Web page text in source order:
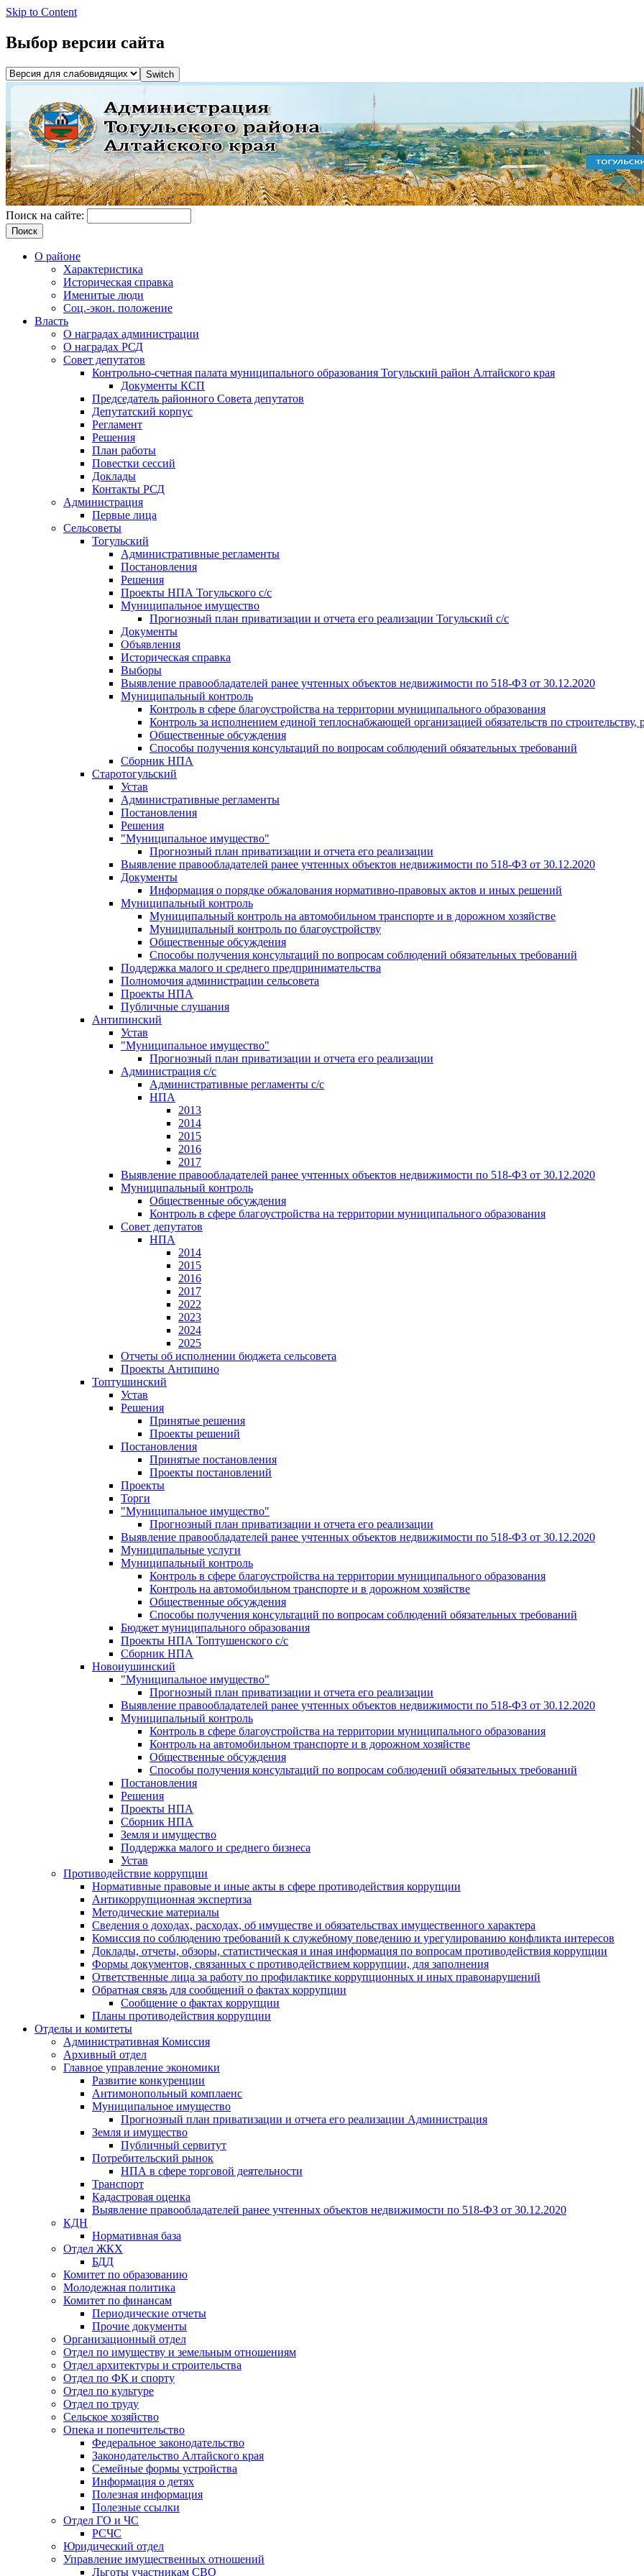
Skip to Content
Выбор версии сайта
Поиск на сайте:
О районе
Характеристика
Историческая справка
Именитые люди
Соц.-экон. положение
Власть
О наградах администрации
О наградах РСД
Совет депутатов
Контрольно-счетная палата муниципального образования Тогульский район Алтайского края
Документы КСП
Председатель районного Совета депутатов
Депутатский корпус
Регламент
Решения
План работы
Повестки сессий
Доклады
Контакты РСД
Администрация
Первые лица
Сельсоветы
Тогульский
Административные регламенты
Постановления
Решения
Проекты НПА Тогульского с/с
Муниципальное имущество
Прогнозный план приватизации и отчета его реализации Тогульский с/с
Документы
Объявления
Историческая справка
Выборы
Выявление правообладателей ранее учтенных объектов недвижимости по 518-ФЗ от 30.12.2020
Муниципальный контроль
Контроль в сфере благоустройства на территории муниципального образования
Контроль за исполнением единой теплоснабжающей организацией обязательств по
Общественные обсуждения
Способы получения консультаций по вопросам соблюдений обязательных требований
Сборник НПА
Старотогульский
Устав
Административные регламенты
Постановления
Решения
"Муниципальное имущество"
Прогнозный план приватизации и отчета его реализации
Выявление правообладателей ранее учтенных объектов недвижимости по 518-ФЗ от 30.12.2020
Документы
Информация о порядке обжалования нормативно-правовых актов и иных решений
Муниципальный контроль
Муниципальный контроль на автомобильном транспорте и в дорожном хозяйстве
Муниципальный контроль по благоустройству
Общественные обсуждения
Способы получения консультаций по вопросам соблюдений обязательных требований
Поддержка малого и среднего предпринимательства
Полномочия администрации сельсовета
Проекты НПА
Публичные слушания
Антипинский
Устав
"Муниципальное имущество"
Прогнозный план приватизации и отчета его реализации
Администрация с/с
Административные регламенты с/с
НПА
2013
2014
2015
2016
2017
Выявление правообладателей ранее учтенных объектов недвижимости по 518-ФЗ от 30.12.2020
Муниципальный контроль
Общественные обсуждения
Контроль в сфере благоустройства на территории муниципального образования
Совет депутатов
НПА
2014
2015
2016
2017
2022
2023
2024
2025
Отчеты об исполнении бюджета сельсовета
Проекты Антипино
Топтушинский
Устав
Решения
Принятые решения
Проекты решений
Постановления
Принятые постановления
Проекты постановлений
Проекты
Торги
"Муниципальное имущество"
Прогнозный план приватизации и отчета его реализации
Выявление правообладателей ранее учтенных объектов недвижимости по 518-ФЗ от 30.12.2020
Муниципальные услуги
Муниципальный контроль
Контроль в сфере благоустройства на территории муниципального образования
Контроль на автомобильном транспорте и в дорожном хозяйстве
Общественные обсуждения
Способы получения консультаций по вопросам соблюдений обязательных требований
Бюджет муниципального образования
Проекты НПА Топтушенского с/с
Сборник НПА
Новоиушинский
"Муниципальное имущество"
Прогнозный план приватизации и отчета его реализации
Выявление правообладателей ранее учтенных объектов недвижимости по 518-ФЗ от 30.12.2020
Муниципальный контроль
Контроль в сфере благоустройства на территории муниципального образования
Контроль на автомобильном транспорте и в дорожном хозяйстве
Общественные обсуждения
Способы получения консультаций по вопросам соблюдений обязательных требований
Постановления
Решения
Проекты НПА
Сборник НПА
Земля и имущество
Поддержка малого и среднего бизнеса
Устав
Противодействие коррупции
Нормативные правовые и иные акты в сфере противодействия коррупции
Антикоррупционная экспертиза
Методические материалы
Сведения о доходах, расходах, об имуществе и обязательствах имущественного характера
Комиссия по соблюдению требований к служебному поведению и урегулированию конфликта интересов
Доклады, отчеты, обзоры, статистическая и иная информация по вопросам противодействия коррупции
Формы документов, связанных с противодействием коррупции, для заполнения
Ответственные лица за работу по профилактике коррупционных и иных правонарушений
Обратная связь для сообщений о фактах коррупции
Сообщение о фактах коррупции
Планы противодействия коррупции
Отделы и комитеты
Административная Комиссия
Архивный отдел
Главное управление экономики
Развитие конкуренции
Антимонопольный комплаенс
Муниципальное имущество
Прогнозный план приватизации и отчета его реализации Администрация
Земля и имущество
Публичный сервитут
Потребительский рынок
НПА в сфере торговой деятельности
Транспорт
Кадастровая оценка
Выявление правообладателей ранее учтенных объектов недвижимости по 518-ФЗ от 30.12.2020
КДН
Нормативная база
Отдел ЖКХ
БДД
Комитет по образованию
Молодежная политика
Комитет по финансам
Периодические отчеты
Прочие документы
Организационный отдел
Отдел по имуществу и земельным отношениям
Отдел архитектуры и строительства
Отдел по ФК и спорту
Отдел по культуре
Отдел по труду
Сельское хозяйство
Опека и попечительство
Федеральное законодательство
Законодательство Алтайского края
Семейные формы устройства
Информация о детях
Полезная информация
Полезные ссылки
Отдел ГО и ЧС
РСЧС
Юридический отдел
Управление имущественных отношений
Льготы участникам СВО